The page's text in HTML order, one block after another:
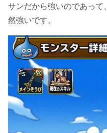
サンだから強いのであっ
然強いです。